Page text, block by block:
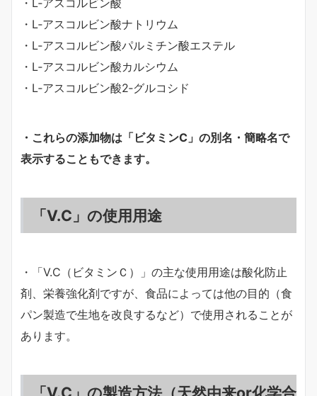
・L‐アスコルビン酸
・L‐アスコルビン酸ナトリウム
・L‐アスコルビン酸パルミチン酸エステル
・L‐アスコルビン酸カルシウム
・L‐アスコルビン酸2‐グルコシド
・これらの添加物は「ビタミンC」の別名・簡略名で
表示することもできます。
「V.C」の使用用途
・「V.C（ビタミンＣ）」の主な使用用途は酸化防止
剤、栄養強化剤ですが、食品によっては他の目的（食
パン製造で生地を改良するなど）で使用されることが
あります。